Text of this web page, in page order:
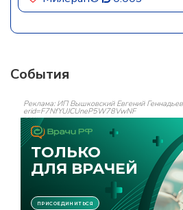
События
Реклама: ИП Вышковский Евгений
erid=F7NfYUJCUneP5W78VwNF